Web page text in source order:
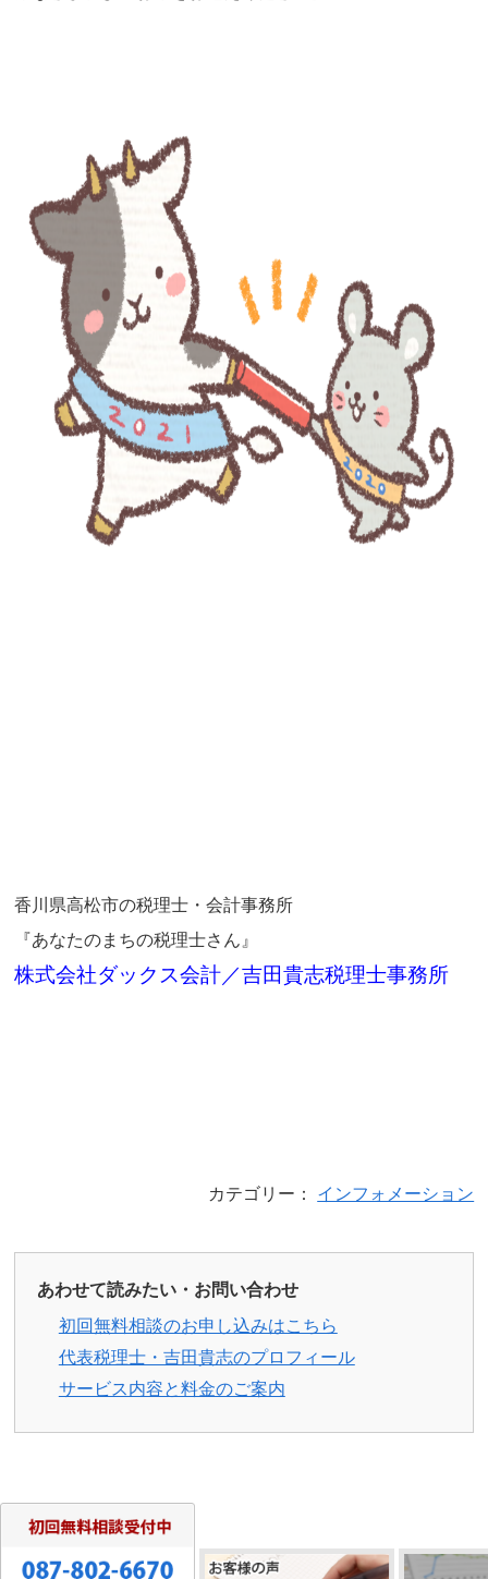
香川県高松市の税理士・会計事務所
『あなたのまちの税理士さん』
株式会社ダックス会計／吉田貴志税理士事務所
カテゴリー： インフォメーション
あわせて読みたい・お問い合わせ
初回無料相談のお申し込みはこちら
代表税理士・吉田貴志のプロフィール
サービス内容と料金のご案内